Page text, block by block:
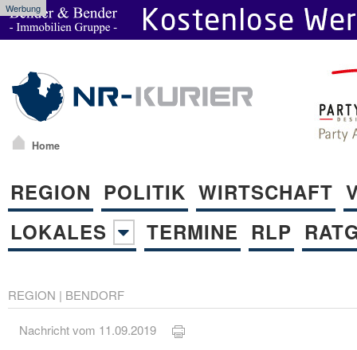
Werbung
Home
REGION POLITIK WIRTSCHAFT
LOKALES
TERMINE RLP
REGION | BENDORF
Nachricht vom 11.09.2019